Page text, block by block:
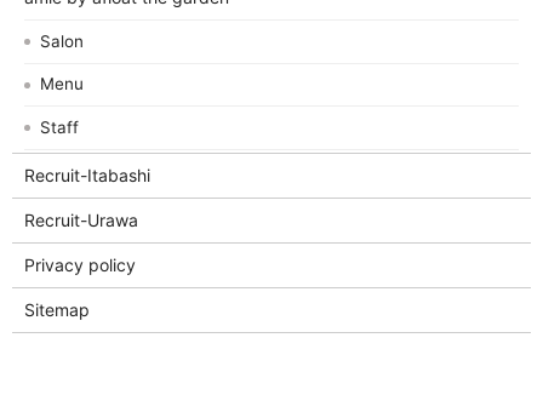
Salon
Menu
Staff
Recruit-Itabashi
Recruit-Urawa
Privacy policy
Sitemap